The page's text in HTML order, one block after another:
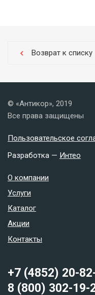
chevron_left Возврат к списку
© «Антикор», 2019
Все права защищены
Пользовательское
Разработка — Интео
О компании
Услуги
Каталог
Акции
Контакты
+7 (4852) 20-
8 (800) 302-19-